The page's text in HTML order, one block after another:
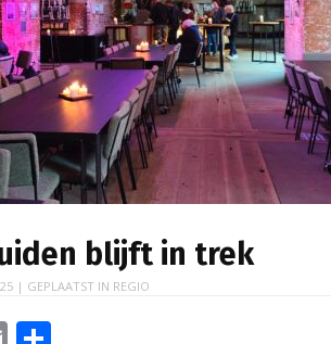
blijft in trek
| GEPLAATST IN REGIO